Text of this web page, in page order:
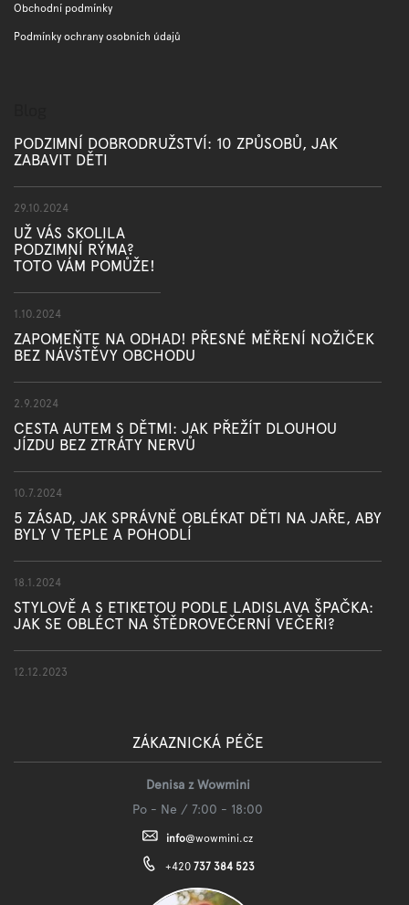
Obchodní podmínky
Podmínky ochrany osobních údajů
PODZIMNÍ DOBRODRUŽSTVÍ: 10 ZPŮSOBŮ, JAK
ZABAVIT DĚTI
29.10.2024
UŽ VÁS SKOLILA
PODZIMNÍ RÝMA?
TOTO VÁM POMŮŽE!
1.10.2024
ZAPOMEŇTE NA ODHAD! PŘESNÉ MĚŘENÍ NOŽIČEK
BEZ NÁVŠTĚVY OBCHODU
2.9.2024
CESTA AUTEM S DĚTMI: JAK PŘEŽÍT DLOUHOU
JÍZDU BEZ ZTRÁTY NERVŮ
10.7.2024
5 ZÁSAD, JAK SPRÁVNĚ OBLÉKAT DĚTI NA JAŘE, ABY
BYLY V TEPLE A POHODLÍ
18.1.2024
STYLOVĚ A S ETIKETOU PODLE LADISLAVA ŠPAČKA:
JAK SE OBLÉCT NA ŠTĚDROVEČERNÍ VEČEŘI?
12.12.2023
ZÁKAZNICKÁ PÉČE
Denisa z Wowmini
Po - Ne / 7:00 - 18:00
info@wowmini.cz
+420 737 384 523